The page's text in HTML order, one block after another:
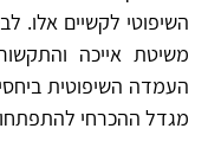
השיפוטי לקשיים אלו.
משיטת אייכה
העמדה השיפוטית
מגדל ההכרחי